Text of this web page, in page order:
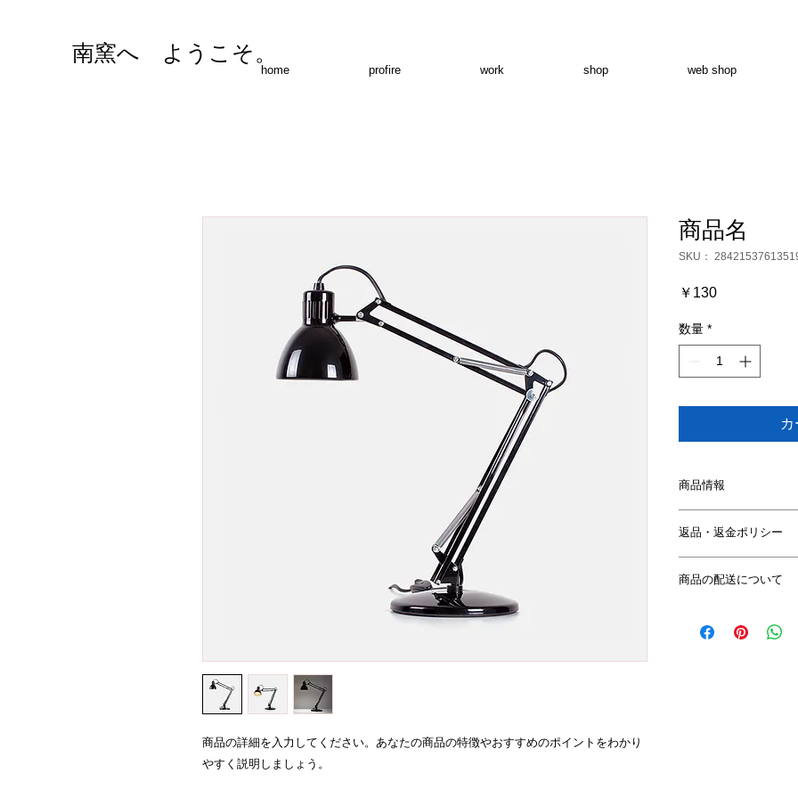
南窯へ ようこそ。
home profire work shop web shop
商品の詳細を入力してください。あなたの商品の特徴やおすすめのポイントをわかり
やすく説明しましょう。
商品名
SKU：
￥130価
数量 *
商品情報
明に加え、商品の特
しましょう。
返品・返金ポリシー
だけなかった場合の
頼を獲得し、安心し
商品の配送について
する情報を入力して